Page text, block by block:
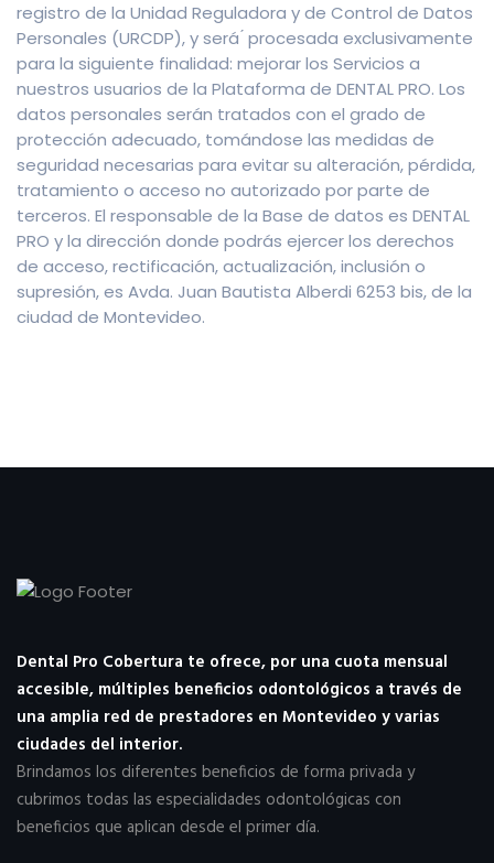
registro de la Unidad Reguladora y de Control de Datos
Personales (URCDP), y será ́ procesada exclusivamente
para la siguiente finalidad: mejorar los Servicios a
nuestros usuarios de la Plataforma de DENTAL PRO. Los
datos personales serán tratados con el grado de
protección adecuado, tomándose las medidas de
seguridad necesarias para evitar su alteración, pérdida,
tratamiento o acceso no autorizado por parte de
terceros. El responsable de la Base de datos es DENTAL
PRO y la dirección donde podrás ejercer los derechos
de acceso, rectificación, actualización, inclusión o
supresión, es Avda. Juan Bautista Alberdi 6253 bis, de la
ciudad de Montevideo.
Dental Pro Cobertura te ofrece, por una cuota mensual
accesible, múltiples beneficios odontológicos a través de
una amplia red de prestadores en Montevideo y varias
ciudades del interior.
Brindamos los diferentes beneficios de forma privada y
cubrimos todas las especialidades odontológicas con
beneficios que aplican desde el primer día.